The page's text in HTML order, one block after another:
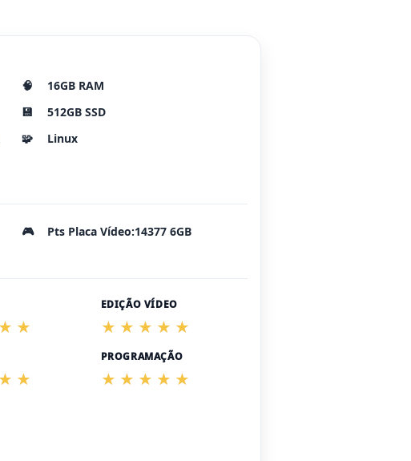
🧠
16GB RAM
💾
512GB SSD
🧩 Linux
🎮
Pts Placa Vídeo:14377 6GB
EDIÇÃO VÍDEO
PROGRAMAÇÃO